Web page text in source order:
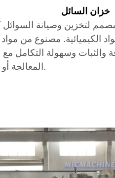
خزان السائل
لتخزين وصيانة السوائل
الكيميائية. مصنوع من مواد
والثبات وسهولة التكامل مع
المعالجة أو الإنتاج.